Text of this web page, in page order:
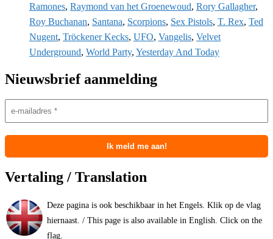
Ramones, Raymond van het Groenewoud, Rory Gallagher,
Roy Buchanan, Santana, Scorpions, Sex Pistols, T. Rex, Ted
Nugent, Tröckener Kecks, UFO, Vangelis, Velvet
Underground, World Party, Yesterday And Today
Nieuwsbrief aanmelding
Vertaling / Translation
Deze pagina is ook beschikbaar in het Engels. Klik op de vlag
hiernaast. / This page is also available in English. Click on the
flag.